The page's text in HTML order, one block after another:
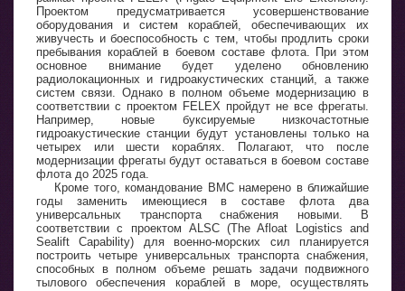
Проектом предусматривается усовершенствование
оборудования и систем кораблей, обеспечивающих их
живучесть и боеспособность с тем, чтобы продлить сроки
пребывания кораблей в боевом составе флота. При этом
основное внимание будет уделено обновлению
радиолокационных и гидроакустических станций, а также
систем связи. Однако в полном объеме модернизацию в
соответствии с проектом FELEX пройдут не все фрегаты.
Например, новые буксируемые низкочастотные
гидроакустические станции будут установлены только на
четырех или шести кораблях. Полагают, что после
модернизации фрегаты будут оставаться в боевом составе
флота до 2025 года.
Кроме того, командование ВМС намерено в ближайшие
годы заменить имеющиеся в составе флота два
универсальных транспорта снабжения новыми. В
соответствии с проектом ALSC (The Afloat Logistics and
Sealift Capability) для военно-морских сил планируется
построить четыре универсальных транспорта снабжения,
способных в полном объеме решать задачи подвижного
тылового обеспечения кораблей в море, осуществлять